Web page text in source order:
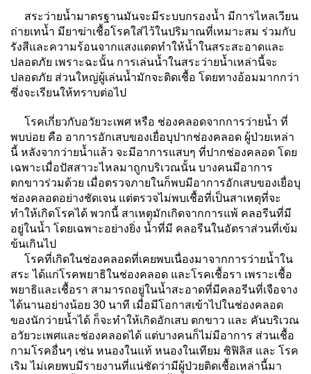
สระว่ายน้ำมาตรฐานมันจะมีระบบกรองน้ำ มีการไหลเวียน
ถ่ายเทน้ำ มียาฆ่าเชื้อโรคใส่ไว้ในปริมาณที่เหมาะสม ร่วมกับ
รังสีและความร้อนจากแสงแดดทำให้น้ำในสระสะอาดและ
ปลอดภัย เพราะฉะนั้น การเล่นน้ำในสระว่ายน้ำเหล่านี้จะ
ปลอดภัย ส่วนใหญ่ผู้เล่นน้ำมักจะติดเชื้อ โดยทางอ้อมมากกว่า
ซึ่งจะเรียนให้ทราบต่อไป
โรคเกี่ยวกับอวัยวะเพศ หรือ ช่องคลอดจากการว่ายน้ำ ที่
พบบ่อย คือ อาการอักเสบของเยื่อบุปากช่องคลอด ผู้ป่วยเหล่า
นี้ หลังจากว่ายน้ำแล้ว จะมีอาการแสบๆ ที่ปากช่องคลอด โดย
เฉพาะเมื่อปัสสาวะไหลมาถูกบริเวณนั้น บางคนมีอาการ
ตกขาวร่วมด้วย เมื่อตรวจภายในก็พบมีอาการอักเสบของเยื่อบุ
ช่องคลอดอย่างชัดเจน แต่ตรวจไม่พบเชื้อที่เป็นสาเหตุที่จะ
ทำให้เกิดโรคได้ พวกนี้ สาเหตุมักเกิดจากการแพ้ คลอรีนที่มี
อยู่ในน้ำ โดยเฉพาะอย่างยิ่ง น้ำที่มี คลอรีนในอัตราส่วนที่เข้ม
ข้นเกินไป
โรคที่เกิดในช่องคลอดที่เคยพบเนื่องมาจากการว่ายน้ำใน
สระ ได้แก่โรคพยาธิในช่องคลอด และโรคเชื้อรา เพราะเชื้อ
พยาธิและเชื้อรา สามารถอยู่ในน้ำสะอาดที่มีคลอรีนที่เจือจาง
ได้นานอย่างน้อย 30 นาที เมื่อมีโอกาสเข้าไปในช่องคลอด
ของนักว่ายน้ำได้ ก็จะทำให้เกิดอักเสบ ตกขาว และ คันบริเวณ
อวัยวะเพศและช่องคลอดได้ แต่บางคนก็ไม่มีอาการ ส่วนเชื้อ
กามโรคอื่นๆ เช่น หนองในแท้ หนองในเทียม ซิฟิลิส และ โรค
เริม ไม่เคยพบมีรายงานที่แน่ชัดว่ามีผู้ป่วยติดเชื้อเหล่านี้มา